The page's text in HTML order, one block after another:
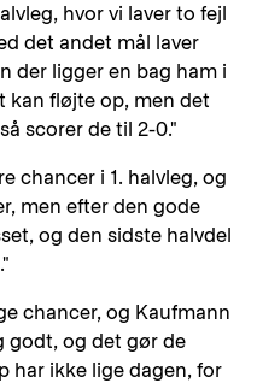
hvor vi laver to fejl
det andet mål laver
der ligger en bag ham i
kan fløjte op, men det
scorer de til 2-0."
chancer i 1. halvleg, og
men efter den gode
og den sidste halvdel
chancer, og Kaufmann
godt, og det gør de
har ikke lige dagen, for